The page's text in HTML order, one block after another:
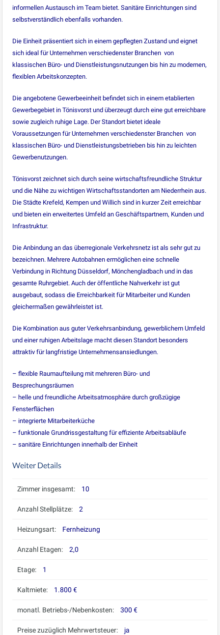
informellen Austausch im Team bietet. Sanitäre Einrichtungen sind
selbstverständlich ebenfalls vorhanden.
Die Einheit präsentiert sich in einem gepflegten Zustand und eignet
sich ideal für Unternehmen verschiedenster Branchen  von
klassischen Büro- und Dienstleistungsnutzungen bis hin zu modernen,
flexiblen Arbeitskonzepten.
Die angebotene Gewerbeeinheit befindet sich in einem etablierten
Gewerbegebiet in Tönisvorst und überzeugt durch eine gut erreichbare
sowie zugleich ruhige Lage. Der Standort bietet ideale
Voraussetzungen für Unternehmen verschiedenster Branchen  von
klassischen Büro- und Dienstleistungsbetrieben bis hin zu leichten
Gewerbenutzungen.
Tönisvorst zeichnet sich durch seine wirtschaftsfreundliche Struktur
und die Nähe zu wichtigen Wirtschaftsstandorten am Niederrhein aus.
Die Städte Krefeld, Kempen und Willich sind in kurzer Zeit erreichbar
und bieten ein erweitertes Umfeld an Geschäftspartnern, Kunden und
Infrastruktur.
Die Anbindung an das überregionale Verkehrsnetz ist als sehr gut zu
bezeichnen. Mehrere Autobahnen ermöglichen eine schnelle
Verbindung in Richtung Düsseldorf, Mönchengladbach und in das
gesamte Ruhrgebiet. Auch der öffentliche Nahverkehr ist gut
ausgebaut, sodass die Erreichbarkeit für Mitarbeiter und Kunden
gleichermaßen gewährleistet ist.
Die Kombination aus guter Verkehrsanbindung, gewerblichem Umfeld
und einer ruhigen Arbeitslage macht diesen Standort besonders
attraktiv für langfristige Unternehmensansiedlungen.
– flexible Raumaufteilung mit mehreren Büro- und
Besprechungsräumen
– helle und freundliche Arbeitsatmosphäre durch großzügige
Fensterflächen
– integrierte Mitarbeiterküche
– funktionale Grundrissgestaltung für effiziente Arbeitsabläufe
– sanitäre Einrichtungen innerhalb der Einheit
Weiter Details
Zimmer insgesamt: 10
Anzahl Stellplätze: 2
Heizungsart: Fernheizung
Anzahl Etagen: 2,0
Etage: 1
Kaltmiete: 1.800 €
monatl. Betriebs-/Nebenkosten: 300 €
Preise zuzüglich Mehrwertsteuer: ja